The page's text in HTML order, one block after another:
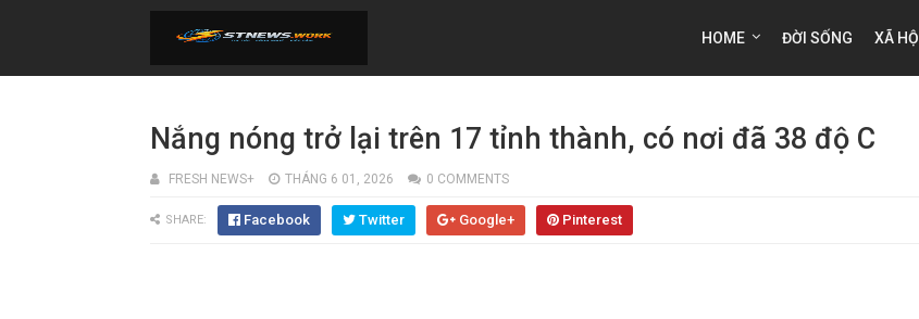
HOME ĐỜI SỐNG XÃ HỘI
Nắng nóng trở lại trên 17 tỉnh thành, có nơi đã 38 độ C
FRESH NEWS+ THÁNG 6 01, 2026 0 COMMENTS
SHARE: Facebook Twitter Google+ Pinterest